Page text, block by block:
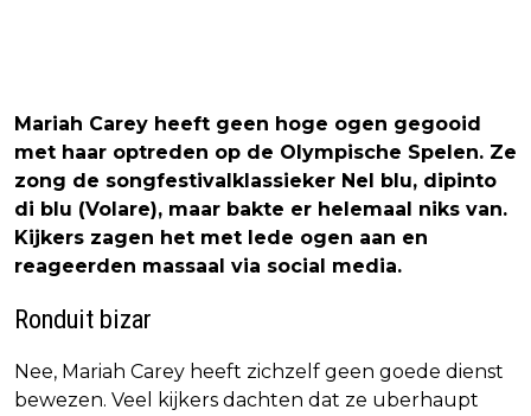
Mariah Carey heeft geen hoge ogen gegooid
met haar optreden op de Olympische Spelen. Ze
zong de songfestivalklassieker Nel blu, dipinto
di blu (Volare), maar bakte er helemaal niks van.
Kijkers zagen het met lede ogen aan en
reageerden massaal via social media.
Ronduit bizar
Nee, Mariah Carey heeft zichzelf geen goede dienst
bewezen. Veel kijkers dachten dat ze uberhaupt